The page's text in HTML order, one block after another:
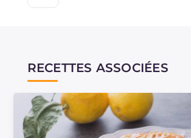
RECETTES ASSOCIÉES